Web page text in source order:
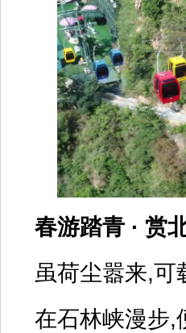
春游踏青 · 赏
虽荷尘嚣来,可
在石林峡漫步,